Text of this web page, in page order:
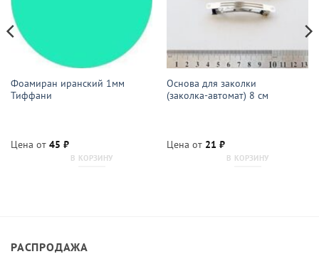
Фоамиран иранский 1мм
Тиффани
Цена от 45 ₽
В КОРЗИНУ
Основа для заколки
(заколка-автомат) 8 см
Цена от 21 ₽
В КОРЗИНУ
РАСПРОДАЖА